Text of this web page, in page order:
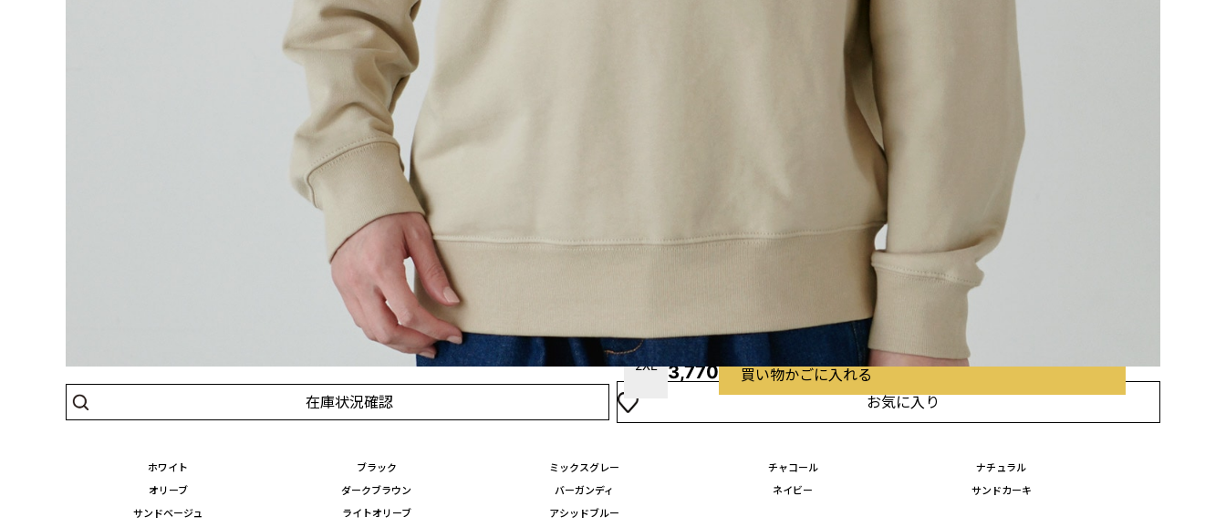
在庫状況確認 お気に入り
ホワイト ブラック ミックスグレー チャコール
ナチュラル
オリーブ
ダークブラウン バーガンディ ネイビー
サンドカーキ
サンドベージュ
ライトオリーブ アシッドブルー
買い物かごに入れる
買い物かごに入れる
買い物かごに入れる
買い物かごに入れる
2XL 3,770 買い物かごに入れる